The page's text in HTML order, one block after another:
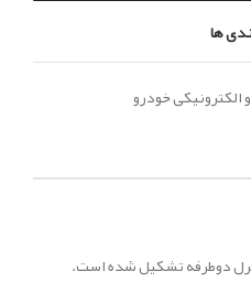
ها
الکترونیکی خودرو
دوطرفه تشکیل شده است.